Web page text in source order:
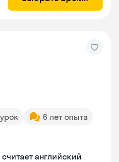
6 лет опыта
английский